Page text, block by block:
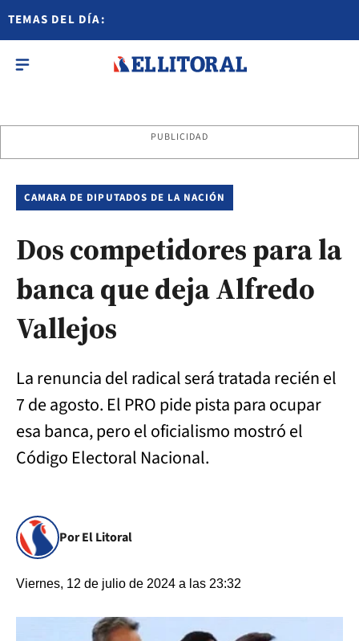
TEMAS DEL DÍA:
PUBLICIDAD
CAMARA DE DIPUTADOS DE LA NACIÓN
Dos competidores para la
banca que deja Alfredo
Vallejos
La renuncia del radical será tratada recién el
7 de agosto. El PRO pide pista para ocupar
esa banca, pero el oficialismo mostró el
Código Electoral Nacional.
Por El Litoral
Viernes, 12 de julio de 2024 a las 23:32